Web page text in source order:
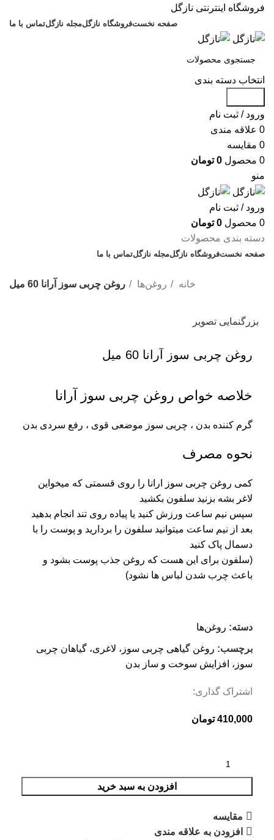
فروشگاه اینترنتی نازگل
صفحه نخستفروشگاه نازگلمجله نازگلتماس با ما
انتخاب دسته بندی
ورود / ثبت نام
0 علاقه مندی
0 مقایسه
0 محصول 0 تومان
منو
ورود / ثبت نام
0 محصول 0 تومان
دسته بندی محصولات
صفحه نخستفروشگاه نازگلمجله نازگلتماس با ما
خانه روغن‌ها روغن چربی سوز آرانا 60 میل
بزرگنمایی تصویر
روغن چربی سوز آرانا 60 میل
خلاصه خواص روغن چربی سوز آرانا
گرم کننده بدن ، چربی سوز موضعی قوی ، رفع سردی بدن
نحوه مصرف
کمی روغن چربی سوز ارانا را روی قسمتی که میخواین
لاغر بشه بزنید سلفون بکشید
سپس نیم ساعت ورزش کنید یا پیاده روی تند انجام بدهید
بعد از نیم ساعت میتوانید سلفون را بردارید و پوست را با
دسمال پاک کنید
(سلفون برای این هست که روغن جذب پوست بشود و
باعث چرب شدن لباس ها نشود)
دسته: روغن‌ها
برچسب: روغن گیاهی چربی سوز، لاغری، گیاهان چربی
سوز، افزایش سوخت و ساز بدن
اشتراک گذاری:
410,000 تومان
افزودن به سبد خرید
مقایسه
افزودن به علاقه مندی